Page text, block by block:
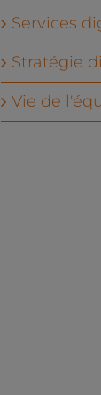
Services
Stratégie
Vie de